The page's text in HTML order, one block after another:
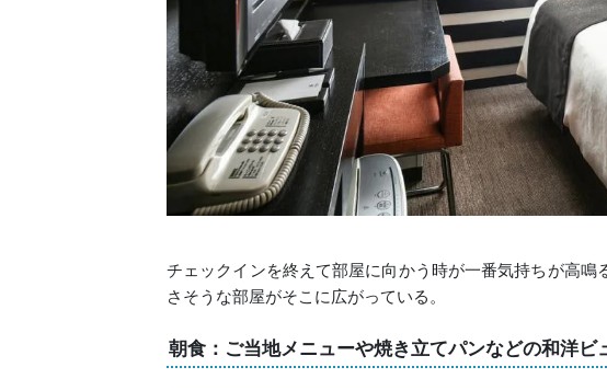
チェックインを終えて部屋に向かう時が一番気持ちが高鳴
さそうな部屋がそこに広がっている。
朝食：ご当地メニューや焼き立てパンなどの和洋ビ